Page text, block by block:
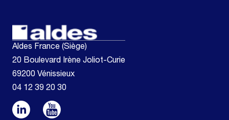
Aldes France (Siège)
20 Boulevard Irène Joliot-Curie
69200 Vénissieux
04 12 39 20 30